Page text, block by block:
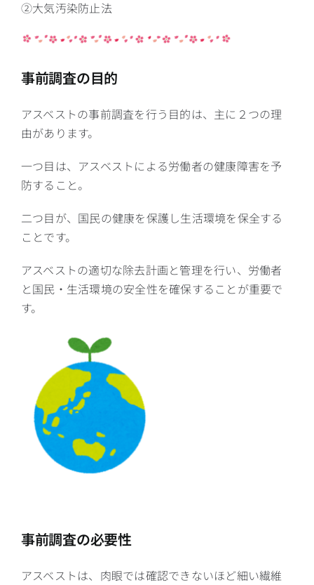
②大気汚染防止法
事前調査の目的
アスベストの事前調査を行う目的は、主に２つの理
由があります。
一つ目は、アスベストによる労働者の健康障害を予
防すること。
二つ目が、国民の健康を保護し生活環境を保全する
ことです。
アスベストの適切な除去計画と管理を行い、労働者
と国民・生活環境の安全性を確保することが重要で
す。
事前調査の必要性
アスベストは、肉眼では確認できないほど細い繊維